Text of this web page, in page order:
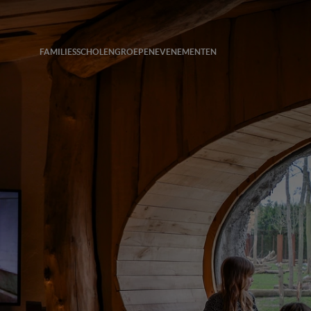
FAMILIESSCHOLENGROEPEN EVENEMENTEN